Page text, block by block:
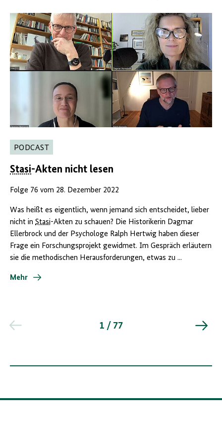
PODCAST
Stasi-Akten nicht lesen
Folge 76 vom 28. Dezember 2022
Was heißt es eigentlich, wenn jemand sich entscheidet, lieber
nicht in Stasi-Akten zu schauen? Die Historikerin Dagmar
Ellerbrock und der Psychologe Ralph Hertwig haben dieser
Frage ein Forschungsprojekt gewidmet. Im Gespräch erläutern
sie die methodischen Herausforderungen, etwas zu ...
Mehr
1 / 77